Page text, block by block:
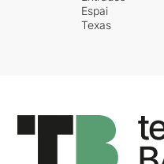
Espai
Texas